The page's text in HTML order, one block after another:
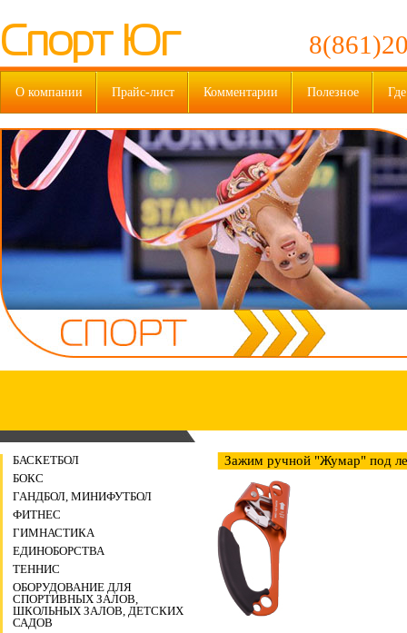
Спорт Юг
О компании Прайс-лист Комментарии Полезное
БАСКЕТБОЛ
БОКС
ГАНДБОЛ, МИНИФУТБОЛ
ФИТНЕС
ГИМНАСТИКА
ЕДИНОБОРСТВА
ТЕННИС
ОБОРУДОВАНИЕ ДЛЯ
СПОРТИВНЫХ ЗАЛОВ,
ШКОЛЬНЫХ ЗАЛОВ, ДЕТСКИХ
САДОВ
Зажим ручной "Жумар" под